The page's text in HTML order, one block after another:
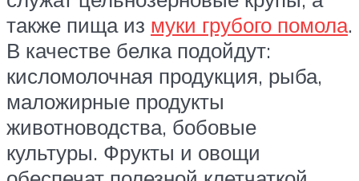
также пища из муки грубого помола.
В качестве белка подойдут:
кисломолочная продукция, рыба,
маложирные продукты
животноводства, бобовые
культуры. Фрукты и овощи